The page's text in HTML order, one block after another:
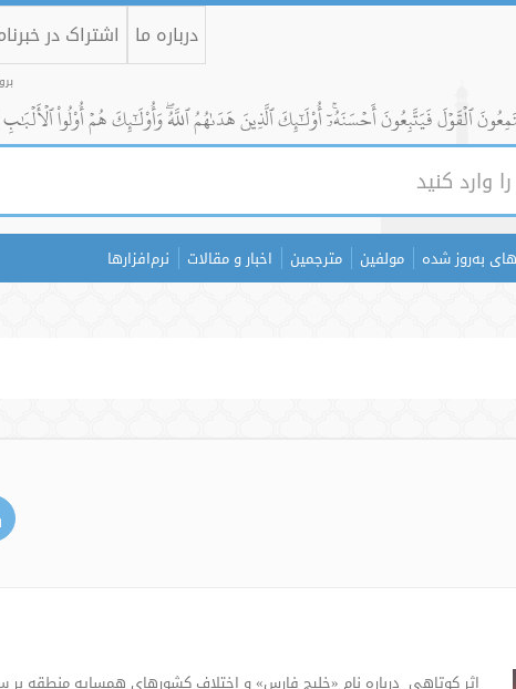
درباره ما اشتراک در
ٱلۡقَوۡلَ فَيَتَّبِعُونَ أَحۡسَنَهُۥٓۚ أُوْلَٰٓئِكَ ٱلَّذِينَ هَدَىٰهُمُ ٱللَّهُۖ وَأُوْلَٰٓئِكَ هُمۡ أُوْلُواْ
به‌روز شده مولفین مترجمین اخبار و مقالات نرم‌افزارها
اثر کوتاهی درباره نامِ «خلیج فارس» و اختلاف کشورهای همسایه منطقه بر